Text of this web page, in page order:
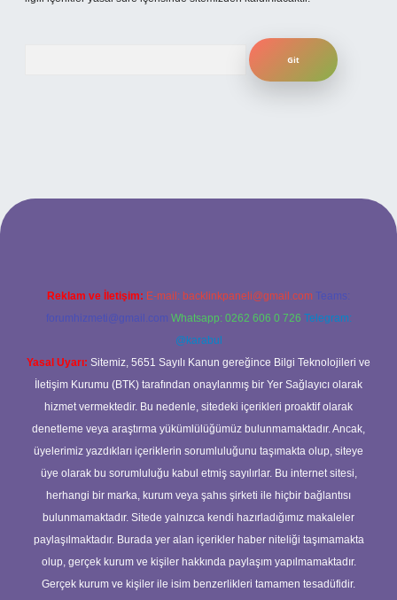
Reklam ve İletişim: E-mail: backlinkpaneli@gmail.com Teams:
forumhizmeti@gmail.com Whatsapp: 0262 606 0 726 Telegram:
@karabul
Yasal Uyarı: Sitemiz, 5651 Sayılı Kanun gereğince Bilgi Teknolojileri ve
İletişim Kurumu (BTK) tarafından onaylanmış bir Yer Sağlayıcı olarak
hizmet vermektedir. Bu nedenle, sitedeki içerikleri proaktif olarak
denetleme veya araştırma yükümlülüğümüz bulunmamaktadır. Ancak,
üyelerimiz yazdıkları içeriklerin sorumluluğunu taşımakta olup, siteye
üye olarak bu sorumluluğu kabul etmiş sayılırlar. Bu internet sitesi,
herhangi bir marka, kurum veya şahıs şirketi ile hiçbir bağlantısı
bulunmamaktadır. Sitede yalnızca kendi hazırladığımız makaleler
paylaşılmaktadır. Burada yer alan içerikler haber niteliği taşımamakta
olup, gerçek kurum ve kişiler hakkında paylaşım yapılmamaktadır.
Gerçek kurum ve kişiler ile isim benzerlikleri tamamen tesadüfidir.